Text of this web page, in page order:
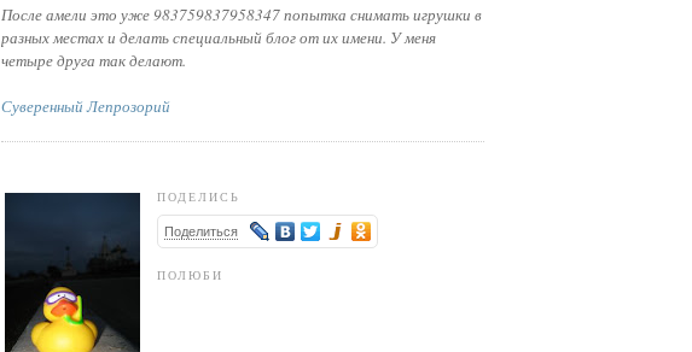
После амели это уже 983759837958347 попытка снимать игрушки в
разных местах и делать специальный блог от их имени. У меня
четыре друга так делают.
Суверенный Лепрозорий
ПОДЕЛИСЬ
Поделиться
ПОЛЮБИ